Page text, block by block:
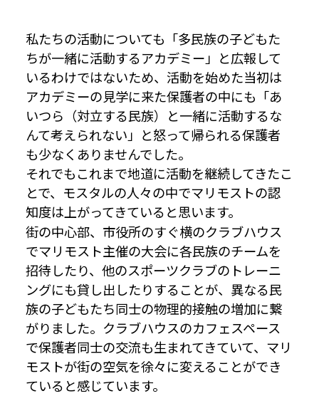
私たちの活動についても「多民族の子どもた
ちが一緒に活動するアカデミー」と広報して
いるわけではないため、活動を始めた当初は
アカデミーの見学に来た保護者の中にも「あ
いつら（対立する民族）と一緒に活動するな
んて考えられない」と怒って帰られる保護者
も少なくありませんでした。
それでもこれまで地道に活動を継続してきたこ
とで、モスタルの人々の中でマリモストの認
知度は上がってきていると思います。
街の中心部、市役所のすぐ横のクラブハウス
でマリモスト主催の大会に各民族のチームを
招待したり、他のスポーツクラブのトレーニ
ングにも貸し出したりすることが、異なる民
族の子どもたち同士の物理的接触の増加に繋
がりました。クラブハウスのカフェスペース
で保護者同士の交流も生まれてきていて、マリ
モストが街の空気を徐々に変えることができ
ていると感じています。